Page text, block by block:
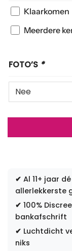
Klaarkomen
Meerdere
FOTO’S *
✔ Al 11+ jaar
allerlekkerste
✔ 100%
bankafschrift
✔ Luchtdicht
niks